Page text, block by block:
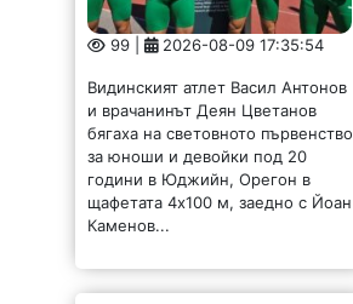
99 | 2026-08-09 17:35:54
Видинският атлет Васил Антонов
и врачанинът Деян Цветанов
бягаха на световното първенство
за юноши и девойки под 20
години в Юджийн, Орегон в
щафетата 4х100 м, заедно с Йоан
Каменов...